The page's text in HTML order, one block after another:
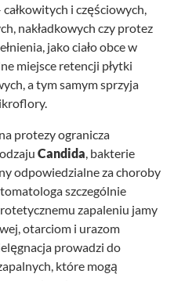
i częściowych,
nakładkowych czy protez
jako ciało obce w
miejsce retencji płytki
a tym samym sprzyja
protezy ogranicza
Candida, bakterie
odpowiedzialne za choroby
szczególnie
zapaleniu jamy
otarciom i urazom
prowadzi do
które mogą